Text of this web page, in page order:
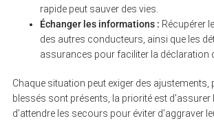
rapide peut sauver des vies.
Échanger les informations : Récupérer
des autres conducteurs, ainsi que les
assurances pour faciliter la déclaration
Chaque situation peut exiger des ajustements,
blessés sont présents, la priorité est d’assurer
d’attendre les secours pour éviter d’aggraver